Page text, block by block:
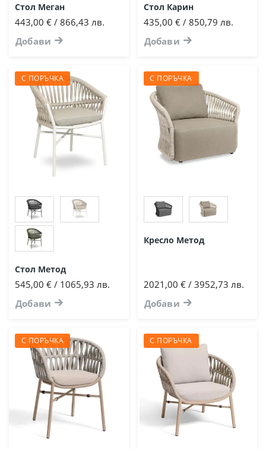
Стол Меган
443,00 € / 866,43 лв.
Добави
Стол Карин
435,00 € / 850,79 лв.
Добави
С ПОРЪЧКА
Стол Метод
545,00 € / 1065,93 лв.
Добави
С ПОРЪЧКА
Кресло Метод
2021,00 € / 3952,73 лв.
Добави
С ПОРЪЧКА С ПОРЪЧКА